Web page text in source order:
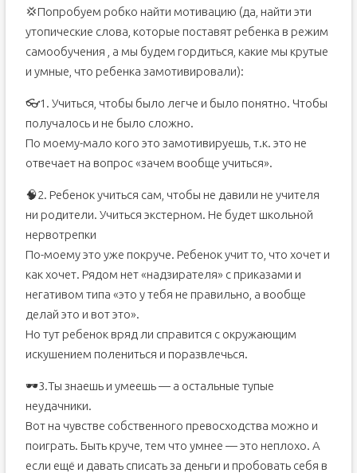
💢Попробуем робко найти мотивацию (да, найти эти
утопические слова, которые поставят ребенка в режим
самообучения , а мы будем гордиться, какие мы крутые
и умные, что ребенка замотивировали):
👓1. Учиться, чтобы было легче и было понятно. Чтобы
получалось и не было сложно.
По моему-мало кого это замотивируешь, т.к. это не
отвечает на вопрос «зачем вообще учиться».
🧠2. Ребенок учиться сам, чтобы не давили не учителя
ни родители. Учиться экстерном. Не будет школьной
нервотрепки
По-моему это уже покруче. Ребенок учит то, что хочет и
как хочет. Рядом нет «надзирателя» с приказами и
негативом типа «это у тебя не правильно, а вообще
делай это и вот это».
Но тут ребенок вряд ли справится с окружающим
искушением полениться и поразвлечься.
🕶️3.Ты знаешь и умеешь — а остальные тупые
неудачники.
Вот на чувстве собственного превосходства можно и
поиграть. Быть круче, тем что умнее — это неплохо. А
если ещё и давать списать за деньги и пробовать себя в